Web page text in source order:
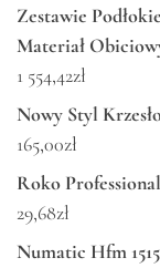
Zestawie
Materiał
1 554,42zł
Nowy Styl
165,00zł
Roko
29,68zł
Numatic Hfm